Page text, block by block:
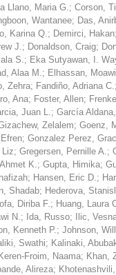
Llano, Maria G.; Corson,
Wantanee; Das,
Karina Q.; Demirci, Hakan;
J.; Donaldson, Craig;
S.; Eka Sutyawan, I.
Alaa M.; Elhassan,
Zehra; Fandiño, Adriana C.;
Ana; Foster, Allen;
Juan L.; García
Zelalem; Goenz,
; Gonzalez Perez,
Liz; Gregersen, Pernille A.;
K.; Gupta, Himika;
; Hansen, Eric D.;
Shadab; Hederova,
Diriba F.; Huang, Laura
N.; Ida, Russo; Ilic,
Kenneth P.; Johnson,
Swathi; Kalinaki,
Keren-Froim, Naama; Khan,
Alireza;